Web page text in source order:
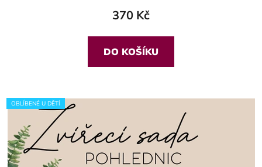
je
5,0
z
5
370 Kč
DO KOŠÍKU
OBLÍBENÉ U DĚTÍ